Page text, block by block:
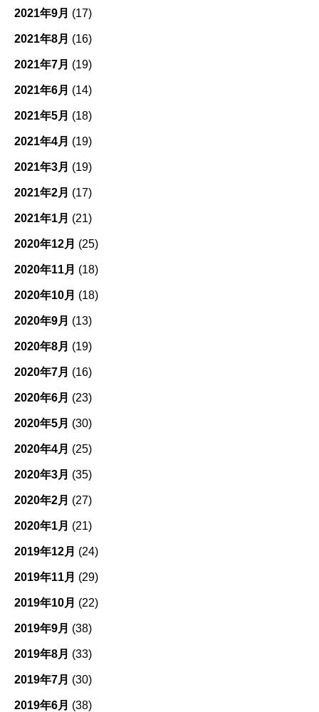
2021年9月 (17)
2021年8月 (16)
2021年7月 (19)
2021年6月 (14)
2021年5月 (18)
2021年4月 (19)
2021年3月 (19)
2021年2月 (17)
2021年1月 (21)
2020年12月 (25)
2020年11月 (18)
2020年10月 (18)
2020年9月 (13)
2020年8月 (19)
2020年7月 (16)
2020年6月 (23)
2020年5月 (30)
2020年4月 (25)
2020年3月 (35)
2020年2月 (27)
2020年1月 (21)
2019年12月 (24)
2019年11月 (29)
2019年10月 (22)
2019年9月 (38)
2019年8月 (33)
2019年7月 (30)
2019年6月 (38)